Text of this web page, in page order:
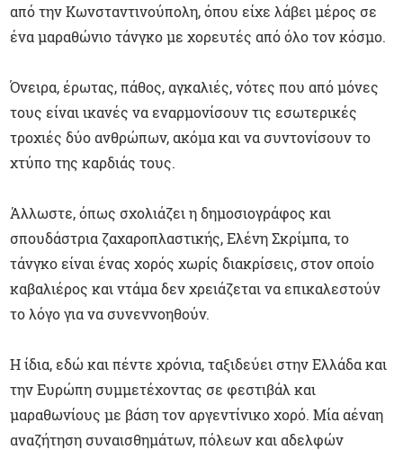
από την Κωνσταντινούπολη, όπου είχε λάβει μέρος σε
ένα μαραθώνιο τάνγκο με χορευτές από όλο τον κόσμο.
Όνειρα, έρωτας, πάθος, αγκαλιές, νότες που από μόνες
τους είναι ικανές να εναρμονίσουν τις εσωτερικές
τροχιές δύο ανθρώπων, ακόμα και να συντονίσουν το
χτύπο της καρδιάς τους.
Άλλωστε, όπως σχολιάζει η δημοσιογράφος και
σπουδάστρια ζαχαροπλαστικής, Ελένη Σκρίμπα, το
τάνγκο είναι ένας χορός χωρίς διακρίσεις, στον οποίο
καβαλιέρος και ντάμα δεν χρειάζεται να επικαλεστούν
το λόγο για να συνεννοηθούν.
Η ίδια, εδώ και πέντε χρόνια, ταξιδεύει στην Ελλάδα και
την Ευρώπη συμμετέχοντας σε φεστιβάλ και
μαραθωνίους με βάση τον αργεντίνικο χορό. Μία αέναη
αναζήτηση συναισθημάτων, πόλεων και αδελφών